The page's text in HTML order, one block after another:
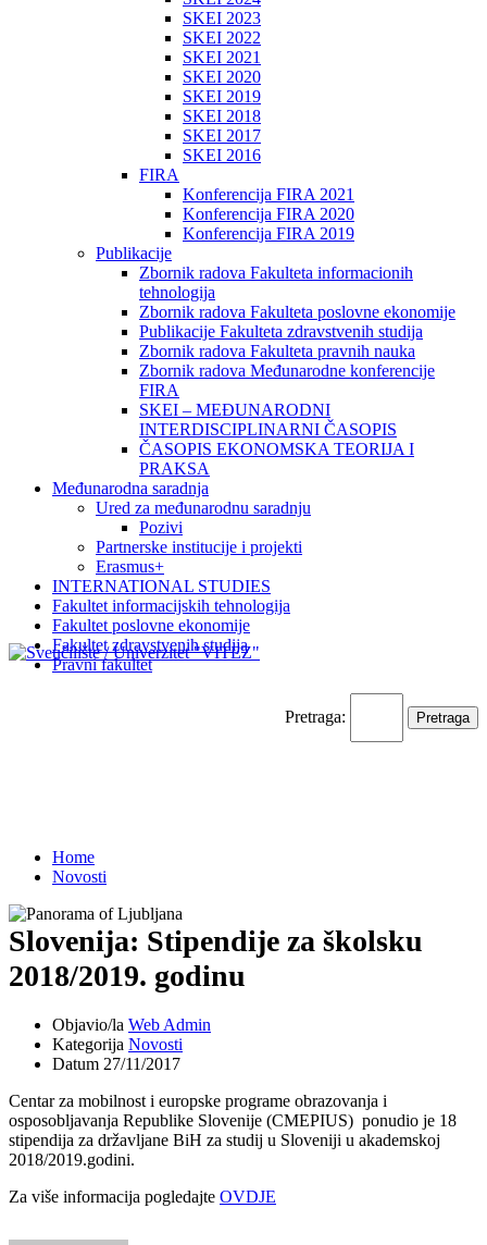
SKEI 2023
SKEI 2022
SKEI 2021
SKEI 2020
SKEI 2019
SKEI 2018
SKEI 2017
SKEI 2016
FIRA
Konferencija FIRA 2021
Konferencija FIRA 2020
Konferencija FIRA 2019
Publikacije
Zbornik radova Fakulteta informacionih
tehnologija
Zbornik radova Fakulteta poslovne ekonomije
Publikacije Fakulteta zdravstvenih studija
Zbornik radova Fakulteta pravnih nauka
Zbornik radova Međunarodne konferencije
FIRA
SKEI – MEĐUNARODNI
INTERDISCIPLINARNI ČASOPIS
ČASOPIS EKONOMSKA TEORIJA I
PRAKSA
Međunarodna saradnja
Ured za međunarodnu saradnju
Pozivi
Partnerske institucije i projekti
Erasmus+
INTERNATIONAL STUDIES
Fakultet informacijskih tehnologija
Fakultet poslovne ekonomije
Fakultet zdravstvenih studija
Pravni fakultet
Pretraga:
Home
Novosti
Slovenija: Stipendije za školsku
2018/2019. godinu
Objavio/la Web Admin
Kategorija Novosti
Datum 27/11/2017
Centar za mobilnost i europske programe obrazovanja i
osposobljavanja Republike Slovenije (CMEPIUS) ponudio je 18
stipendija za državljane BiH za studij u Sloveniji u akademskoj
2018/2019.godini.
Za više informacija pogledajte OVDJE